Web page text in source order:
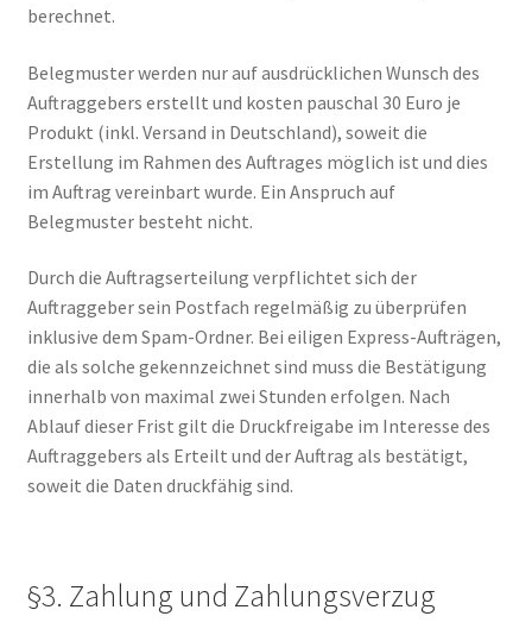
berechnet.
Belegmuster werden nur auf ausdrücklichen Wunsch des
Auftraggebers erstellt und kosten pauschal 30 Euro je
Produkt (inkl. Versand in Deutschland), soweit die
Erstellung im Rahmen des Auftrages möglich ist und dies
im Auftrag vereinbart wurde. Ein Anspruch auf
Belegmuster besteht nicht.
Durch die Auftragserteilung verpflichtet sich der
Auftraggeber sein Postfach regelmäßig zu überprüfen
inklusive dem Spam-Ordner. Bei eiligen Express-Aufträgen,
die als solche gekennzeichnet sind muss die Bestätigung
innerhalb von maximal zwei Stunden erfolgen. Nach
Ablauf dieser Frist gilt die Druckfreigabe im Interesse des
Auftraggebers als Erteilt und der Auftrag als bestätigt,
soweit die Daten druckfähig sind.
§3. Zahlung und Zahlungsverzug